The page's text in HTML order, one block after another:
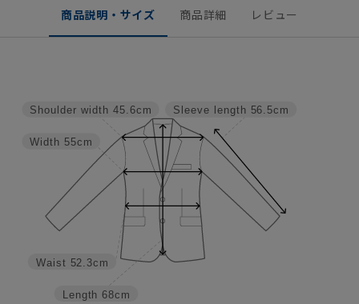
商品説明・サイズ 商品詳細 レビュー
Sleeve length 56.5cm
Length 68cm
Waist 52.3cm
Width 55cm
Shoulder width 45.6cm